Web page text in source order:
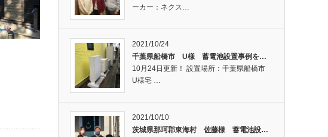
ーカー：ネクス…
2021/10/24
千葉県船橋市 U様 蓄電池設置事例を…
10月24日更新！ 設置場所：千葉県船橋市
U様宅 …
2021/10/10
茨城県那珂郡東海村 佐藤様 蓄電池設…